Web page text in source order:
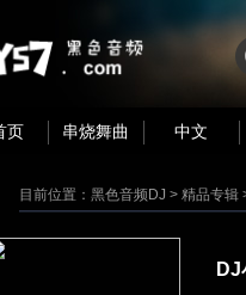
页 串烧舞曲 中文
目前位置： 黑色音频DJ > 精品专辑
DJ